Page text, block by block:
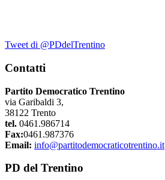
Tweet di @PDdelTrentino
Contatti
Partito Democratico Trentino
via Garibaldi 3,
38122 Trento
tel. 0461.986714
Fax:0461.987376
Email: info@partitodemocraticotrentino.it
PD del Trentino